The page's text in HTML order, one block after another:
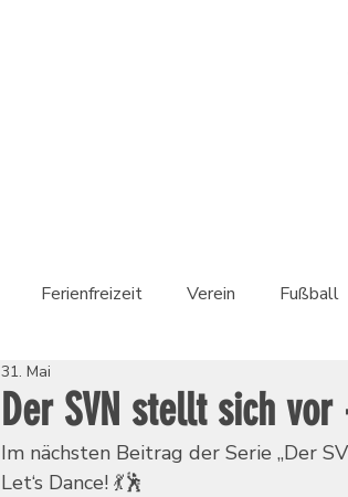
Ferienfreizeit Verein Fußball
Der SVN stellt sich
31. Mai
Im nächsten Beitrag der Serie „Der
Let‘s Dance! 💃🕺